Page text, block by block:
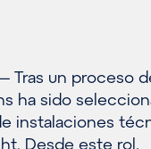
Tras un proceso
ha sido
instalaciones
Desde este rol,